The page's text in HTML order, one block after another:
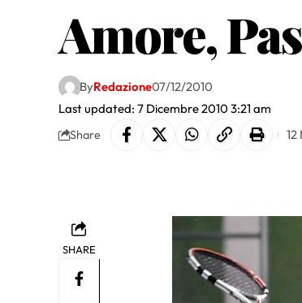
Amore,
Last updated: 7 Dicembre 2010 3:21 am
ByRedazione07/12/2010
Share 12
SHARE